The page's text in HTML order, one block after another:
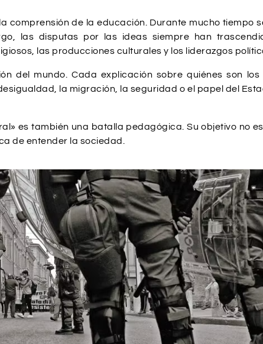
comprensión de la educación. Durante mucho tiempo
las disputas por las ideas siempre han
las producciones culturales y los liderazgos
del mundo. Cada explicación sobre quiénes son
la migración, la seguridad o el papel del
es también una batalla pedagógica. Su objetivo no
de entender la sociedad.